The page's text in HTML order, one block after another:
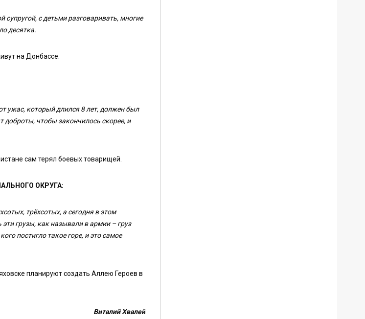
с детьми разговаривать, многие
десятка.
на Донбассе.
ужас, который длился 8 лет, должен был
доброты, чтобы закончилось скорее, и
сам терял боевых товарищей.
ОКРУГА:
трёхсотых, а сегодня в этом
грузы, как называли в армии – груз
постигло такое горе, и это самое
планируют создать Аллею Героев в
Виталий Хвалей